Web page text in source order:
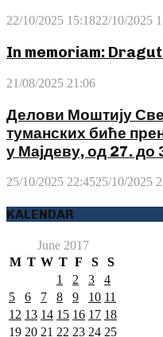
22/10/2025 15:1822/10/2025
In memoriam:
21/08/2025 21:06
Делови Моштију
туманских биће
у Мајдеву, од 27. до
25/10/2025 22:4525/10/2025
KALENDAR
June 2017
M T W T F S
S
1
2 3
4
5
6 7 8 9 10 11
12 13 14 15 16 17 18
19 20 21 22 23 24 25